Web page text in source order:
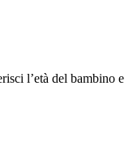
l’età del bambino e